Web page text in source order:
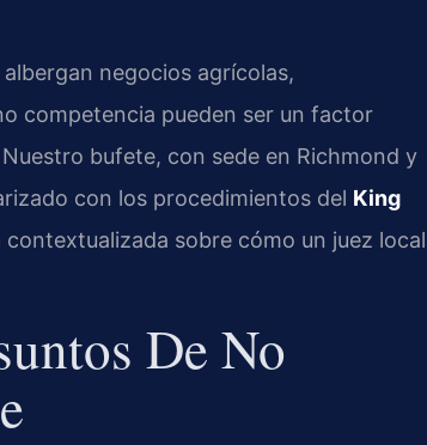
albergan negocios agrícolas,
competencia pueden ser un factor
bufete, con sede en Richmond y
con los procedimientos del King
sobre cómo un juez local
De No